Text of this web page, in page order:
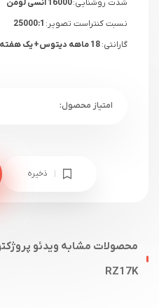
شدت روشنایی:16000 انسی لومن
نسبت کنتراست تصویر:
گارانتی:
ذخیره
RZ17K